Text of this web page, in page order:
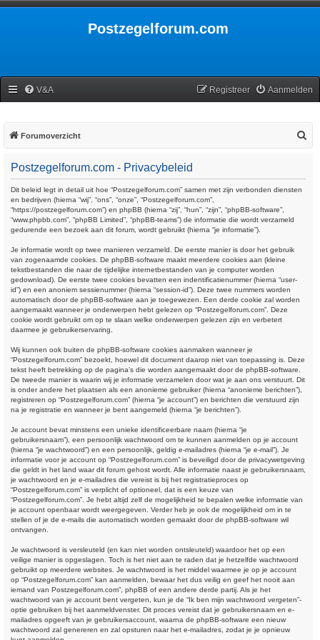
Postzegelforum.com
V&A Aanmelden
Registreer
Forumoverzicht
Postzegelforum.com - Privacybeleid
Dit beleid legt in detail uit hoe “Postzegelforum.com” samen met zijn verbonden diensten
en bedrijven (hierna “wij”, “ons”, “onze”, “Postzegelforum.com”,
“https://postzegelforum.com”) en phpBB (hierna “zij”, “hun”, “zijn”, “phpBB-software”,
“www.phpbb.com”, “phpBB Limited”, “phpBB-teams”) de informatie die wordt verzameld
gedurende een bezoek aan dit forum, wordt gebruikt (hierna “je informatie”).
Je informatie wordt op twee manieren verzameld. De eerste manier is door het gebruik
van zogenaamde cookies. De phpBB-software maakt meerdere cookies aan (kleine
tekstbestanden die naar de tijdelijke internetbestanden van je computer worden
gedownload). De eerste twee cookies bevatten een indentificatienummer (hierna “user-
id”) en een anoniem sessienummer (hierna “session-id”). Deze twee nummers worden
automatisch door de phpBB-software aan je toegewezen. Een derde cookie zal worden
aangemaakt wanneer je onderwerpen hebt gelezen op “Postzegelforum.com”. Deze
cookie wordt gebruikt om op te slaan welke onderwerpen gelezen zijn en verbetert
daarmee je gebruikerservaring.
Wij kunnen ook buiten de phpBB-software cookies aanmaken wanneer je
“Postzegelforum.com” bezoekt, hoewel dit document daarop niet van toepassing is. Deze
tekst heeft betrekking op de pagina’s die worden aangemaakt door de phpBB-software.
De tweede manier is waarin wij je informatie verzamelen door wat je aan ons verstuurt. Dit
is onder andere het plaatsen als een anonieme gebruiker (hierna “anonieme berichten”),
registreren op “Postzegelforum.com” (hierna “je account”) en berichten die verstuurd zijn
na je registratie en wanneer je bent aangemeld (hierna “je berichten”).
Je account bevat minstens een unieke identificeerbare naam (hierna “je
gebruikersnaam”), een persoonlijk wachtwoord om te kunnen aanmelden op je account
(hierna “je wachtwoord”) en een persoonlijk, geldig e-mailadres (hierna “je e-mail”). Je
informatie voor je account op “Postzegelforum.com” is beveiligd door de privacywetgeving
die geldt in het land waar dit forum gehost wordt. Alle informatie naast je gebruikersnaam,
je wachtwoord en je e-mailadres die vereist is bij het registratieproces op
“Postzegelforum.com” is verplicht of optioneel, dat is een keuze van
“Postzegelforum.com”. Je hebt altijd zelf de mogelijkheid te bepalen welke informatie van
je account openbaar wordt weergegeven. Verder heb je ook de mogelijkheid om in te
stellen of je de e-mails die automatisch worden gemaakt door de phpBB-software wil
ontvangen.
Je wachtwoord is versleuteld (en kan niet worden ontsleuteld) waardoor het op een
veilige manier is opgeslagen. Toch is het niet aan te raden dat je hetzelfde wachtwoord
gebruikt op meerdere websites. Je wachtwoord is het middel waarmee je op je account
op “Postzegelforum.com” kan aanmelden, bewaar het dus veilig en geef het nooit aan
iemand van Postzegelforum.com”, phpBB of een andere derde partij. Als je het
wachtwoord van je account bent vergeten, kun je de “Ik ben mijn wachtwoord vergeten”-
optie gebruiken bij het aanmeldvenster. Dit proces vereist dat je gebruikersnaam en e-
mailadres opgeeft van je gebruikersaccount, waarna de phpBB-software een nieuw
wachtwoord zal genereren en zal opsturen naar het e-mailadres, zodat je je opnieuw